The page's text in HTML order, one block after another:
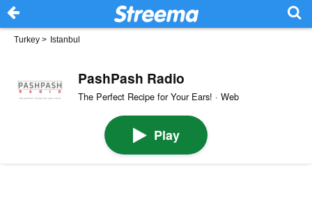
Turkey > Istanbul
PashPash Radio
The Perfect Recipe for Your Ears! · Web
Play